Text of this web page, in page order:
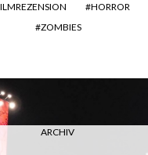
HORROR
ZOMBIES
ARCHIV